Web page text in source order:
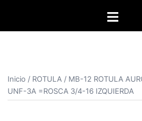
Alternar
Inicio / ROTULA / MB-12 ROTULA
UNF-3A =ROSCA 3/4-16 IZQUIERDA